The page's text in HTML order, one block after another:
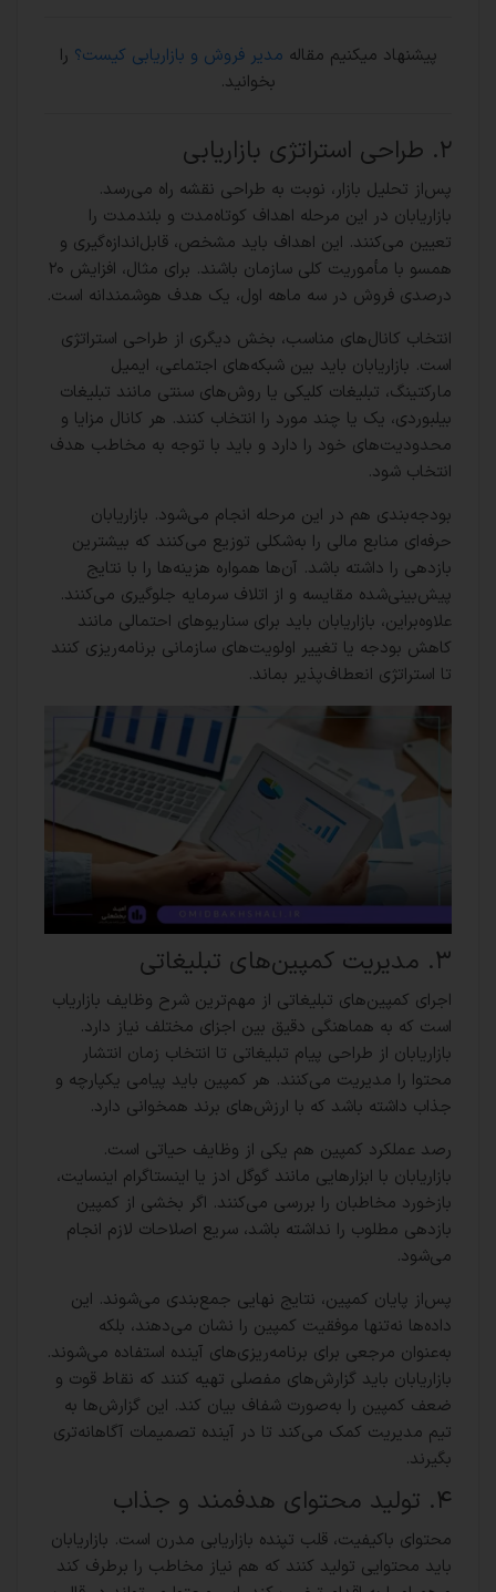
پیشنهاد میکنیم مقاله مدیر فروش و بازاریابی کیست؟ را
بخوانید.
۲. طراحی استراتژی بازاریابی
پس‌از تحلیل بازار، نوبت به طراحی نقشه راه می‌رسد.
بازاریابان در این مرحله اهداف کوتاه‌مدت و بلندمدت را
تعیین می‌کنند. این اهداف باید مشخص، قابل‌اندازه‌گیری و
همسو با مأموریت کلی سازمان باشند. برای مثال، افزایش ۲۰
درصدی فروش در سه ماهه اول، یک هدف هوشمندانه است.
انتخاب کانال‌های مناسب، بخش دیگری از طراحی استراتژی
است. بازاریابان باید بین شبکه‌های اجتماعی، ایمیل
مارکتینگ، تبلیغات کلیکی یا روش‌های سنتی مانند تبلیغات
بیلبوردی، یک یا چند مورد را انتخاب کنند. هر کانال مزایا و
محدودیت‌های خود را دارد و باید با توجه به مخاطب هدف
انتخاب شود.
بودجه‌بندی هم در این مرحله انجام می‌شود. بازاریابان
حرفه‌ای منابع مالی را به‌شکلی توزیع می‌کنند که بیشترین
بازدهی را داشته باشد. آن‌ها همواره هزینه‌ها را با نتایج
پیش‌بینی‌شده مقایسه و از اتلاف سرمایه جلوگیری می‌کنند.
علاوه‌بر‌این، بازاریابان باید برای سناریوهای احتمالی مانند
کاهش بودجه یا تغییر اولویت‌های سازمانی برنامه‌ریزی کنند
تا استراتژی انعطاف‌پذیر بماند.
‎۳. مدیریت کمپین‌های تبلیغاتی
اجرای کمپین‌های تبلیغاتی از مهم‌ترین شرح وظایف بازاریاب
است که به هماهنگی دقیق بین اجزای مختلف نیاز دارد.
بازاریابان از طراحی پیام تبلیغاتی تا انتخاب زمان انتشار
محتوا را مدیریت می‌کنند. هر کمپین باید پیامی یکپارچه و
جذاب داشته باشد که با ارزش‌های برند همخوانی دارد.
رصد عملکرد کمپین هم یکی از وظایف حیاتی است.
بازاریابان با ابزارهایی مانند گوگل ادز یا اینستاگرام اینسایت،
بازخورد مخاطبان را بررسی می‌کنند. اگر بخشی از کمپین
بازدهی مطلوب را نداشته باشد، سریع اصلاحات لازم انجام
می‌شود.
پس‌از پایان کمپین، نتایج نهایی جمع‌بندی می‌شوند. این
داده‌ها نه‌تنها موفقیت کمپین را نشان می‌دهند، بلکه
به‌عنوان مرجعی برای برنامه‌ریزی‌های آینده استفاده می‌شوند.
بازاریابان باید گزارش‌های مفصلی تهیه کنند که نقاط قوت و
ضعف کمپین را به‌صورت شفاف بیان کند. این گزارش‌ها به
تیم مدیریت کمک می‌کند تا در آینده تصمیمات آگاهانه‌تری
بگیرند.
۴. تولید محتوای هدفمند و جذاب
محتوای باکیفیت، قلب تپنده بازاریابی مدرن است. بازاریابان
باید محتوایی تولید کنند که هم نیاز مخاطب را برطرف کند